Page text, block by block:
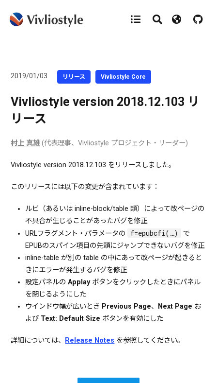
2019/01/03 リリース Vivliostyle Core
Vivliostyle version 2018.12.103 リ
リース
村上 真雄 (代表理事、Vivliostyle プロジェクト・リーダー)
Vivliostyle version 2018.12.103 をリリースしました。
このリリースには以下の変更が含まれています：
ルビ（あるいは inline-block/table 類）によって改ページの
不具合が生じることがあったバグを修正
URLフラグメント・パラメータの
f=epubcfi(…)
で
EPUBのスパイン項目の先頭にジャンプできないバグを修正
inline-table が別の table の中にあって改ページが起きると
きにエラーが発生するバグを修正
設定パネルのApplayボタンをクリックしたときにパネル
を閉じるようにした
ウインドウ幅が広いとき Previous Page、 Next Page お
よび Text: Default Size ボタンを有効にした
詳細については、 Release Notes を参照してください。